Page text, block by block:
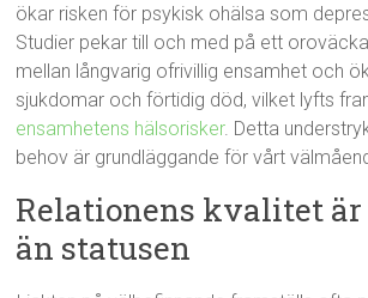
ökar risken för psykisk ohälsa som
Studier pekar till och med på ett
mellan långvarig ofrivillig ensamhet och
sjukdomar och förtidig död, vilket lyfts
ensamhetens hälsorisker. Detta
behov är grundläggande för vårt
Relationens kvalitet
än statusen